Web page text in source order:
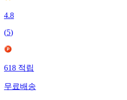
4.8
(5)
618적립
무료배송